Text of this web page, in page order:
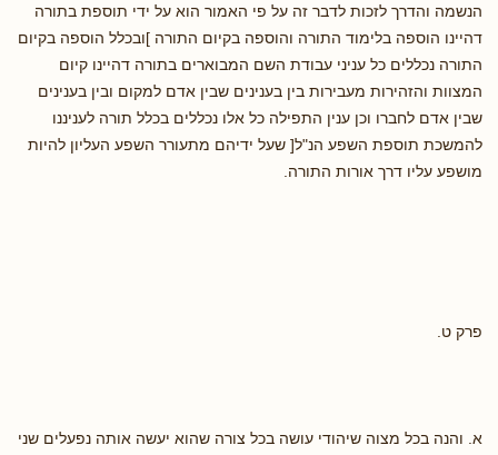
הנשמה והדרך לזכות לדבר זה על פי האמור הוא על ידי תוספת בתורה
דהיינו הוספה בלימוד התורה והוספה בקיום התורה ]ובכלל הוספה בקיום
התורה נכללים כל עניני עבודת השם המבוארים בתורה דהיינו קיום
המצוות והזהירות מעבירות בין בענינים שבין אדם למקום ובין בענינים
שבין אדם לחברו וכן ענין התפילה כל אלו נכללים בכלל תורה לעניננו
להמשכת תוספת השפע הנ"ל[ שעל ידיהם מתעורר השפע העליון להיות
מושפע עליו דרך אורות התורה.
פרק ט.
א. והנה בכל מצוה שיהודי עושה בכל צורה שהוא יעשה אותה נפעלים שני